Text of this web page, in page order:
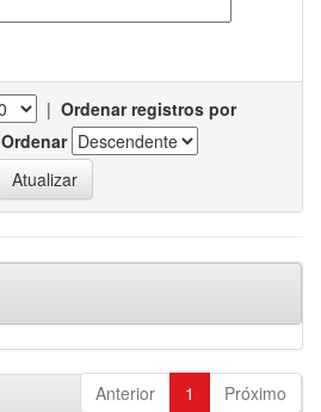
| Ordenar registros por
Ordenar
Anterior 1 Próximo